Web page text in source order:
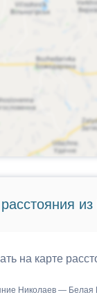
на карте
Николаев — Белая